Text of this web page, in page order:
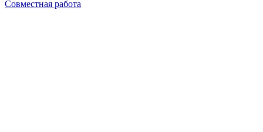
Совместная работа